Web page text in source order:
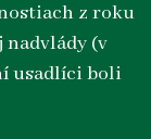
z roku
nadvlády (v
usadlíci boli